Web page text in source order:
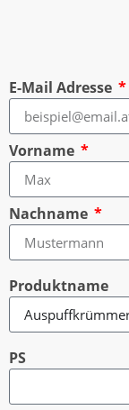
E-Mail Adresse
Vorname
Nachname
Produktname
PS